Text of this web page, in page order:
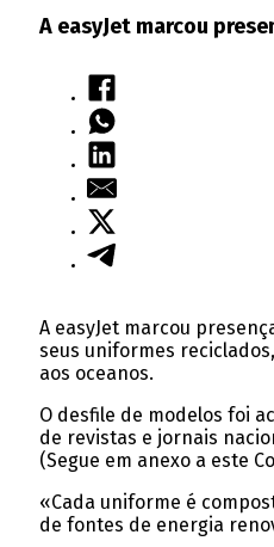
A easyJet marcou
A easyJet marcou
seus uniformes
aos oceanos.
O desfile de modelos foi
de revistas e jornais
(Segue em anexo a este
«Cada uniforme é
de fontes de energia